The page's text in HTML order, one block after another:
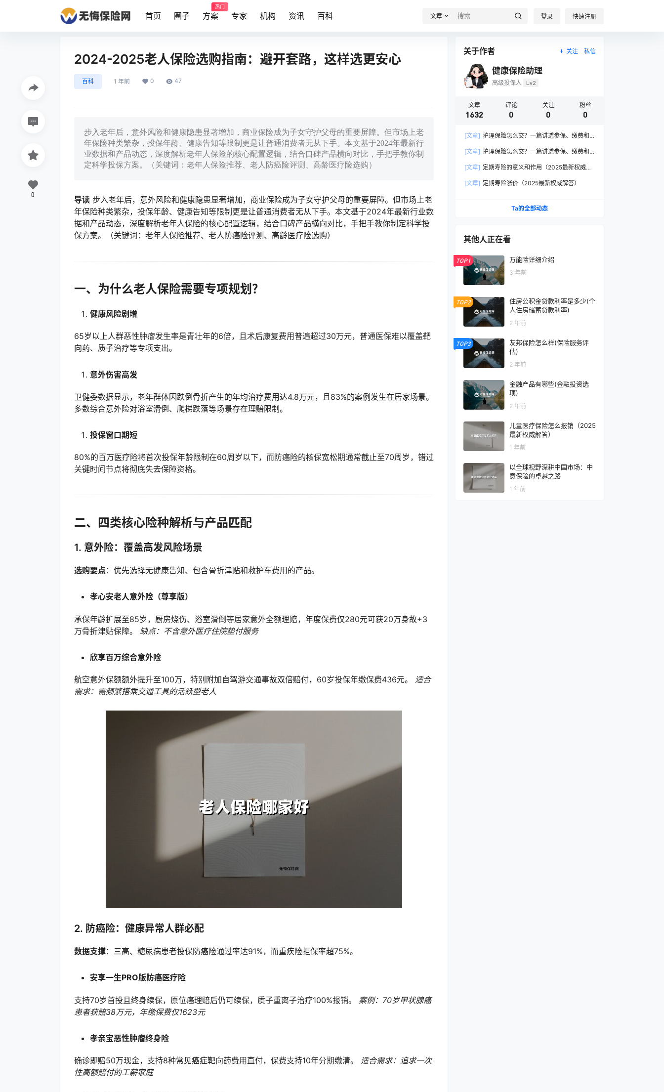
首页 圈子 方案
热门
专家 机构 资讯 百科 文章 登录 快速注册
2024-2025老人保险选购指南：避开套路，这样选更安心
百科 1 年前 0 47
步入老年后，意外风险和健康隐患显著增加，商业保险成为子女守护父母的重要屏障。但市场上老
年保险种类繁杂，投保年龄、健康告知等限制更是让普通消费者无从下手。本文基于2024年最新行
业数据和产品动态，深度解析老年人保险的核心配置逻辑，结合口碑产品横向对比，手把手教你制
定科学投保方案。（关键词：老年人保险推荐、老人防癌险评测、高龄医疗险选购）
导读 步入老年后，意外风险和健康隐患显著增加，商业保险成为子女守护父母的重要屏障。但市场上老
年保险种类繁杂，投保年龄、健康告知等限制更是让普通消费者无从下手。本文基于2024年最新行业数
据和产品动态，深度解析老年人保险的核心配置逻辑，结合口碑产品横向对比，手把手教你制定科学投
保方案。（关键词：老年人保险推荐、老人防癌险评测、高龄医疗险选购）
一、为什么老人保险需要专项规划？
健康风险剧增
65岁以上人群恶性肿瘤发生率是青壮年的6倍，且术后康复费用普遍超过30万元，普通医保难以覆盖靶
向药、质子治疗等专项支出。
意外伤害高发
卫健委数据显示，老年群体因跌倒骨折产生的年均治疗费用达4.8万元，且83%的案例发生在居家场景。
多数综合意外险对浴室滑倒、爬梯跌落等场景存在理赔限制。
投保窗口期短
80%的百万医疗险将首次投保年龄限制在60周岁以下，而防癌险的核保宽松期通常截止至70周岁，错过
关键时间节点将彻底失去保障资格。
二、四类核心险种解析与产品匹配
1. 意外险：覆盖高发风险场景
选购要点 ：优先选择无健康告知、包含骨折津贴和救护车费用的产品。
孝心安老人意外险（尊享版）
承保年龄扩展至85岁，厨房烧伤、浴室滑倒等居家意外全额理赔，年度保费仅280元可获20万身故+3
万骨折津贴保障。 缺点：不含意外医疗住院垫付服务
欣享百万综合意外险
航空意外保额额外提升至100万，特别附加自驾游交通事故双倍赔付，60岁投保年缴保费436元。 适合
需求：需频繁搭乘交通工具的活跃型老人
2. 防癌险：健康异常人群必配
数据支撑：三高、糖尿病患者投保防癌险通过率达91%，而重疾险拒保率超75%。
安享一生PRO版防癌医疗险
支持70岁首投且终身续保，原位癌理赔后仍可续保，质子重离子治疗100%报销。 案例：70岁甲状腺癌
患者获赔38万元，年缴保费仅1623元
孝亲宝恶性肿瘤终身险
确诊即赔50万现金，支持8种常见癌症靶向药费用直付，保费支持10年分期缴清。 适合需求：追求一次
性高额赔付的工薪家庭
0
关于作者 关注 私信
健康保险助理
高级投保人 Lv2
文章
1632
评论
0
关注
0
粉丝
0
[文章] 护理保险怎么交？一篇讲透参保、缴费和
[文章] 护理保险怎么交？一篇讲透参保、缴费和
[文章] 定期寿险的意义和作用（2025最新权威解
[文章] 定期寿险涨价（2025最新权威解答）
Ta的全部动态
其他人正在看
TOP1 万能险详细介绍
3 年前
TOP2
住房公积金贷款利率是多少(个
人住房储蓄贷款利率)
2 年前
TOP3
友邦保险怎么样(保险服务评
估)
2 年前
金融产品有哪些(金融投资选
项)
2 年前
儿童医疗保险怎么报销（2025
最新权威解答）
1 年前
以全球视野深耕中国市场：中
意保险的卓越之路
1 年前